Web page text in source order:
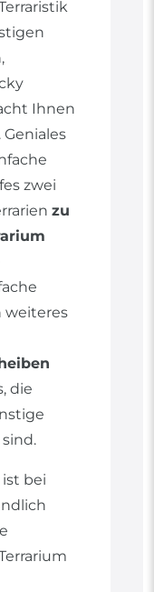
Ihnen
zwei
zu
weiteres
die
ist bei